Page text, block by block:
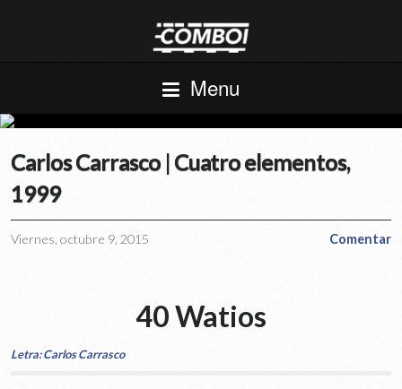
Menu
Carlos Carrasco | Cuatro elementos,
1999
Viernes, octubre 9, 2015 Comentar
40 Watios
Letra: Carlos Carrasco